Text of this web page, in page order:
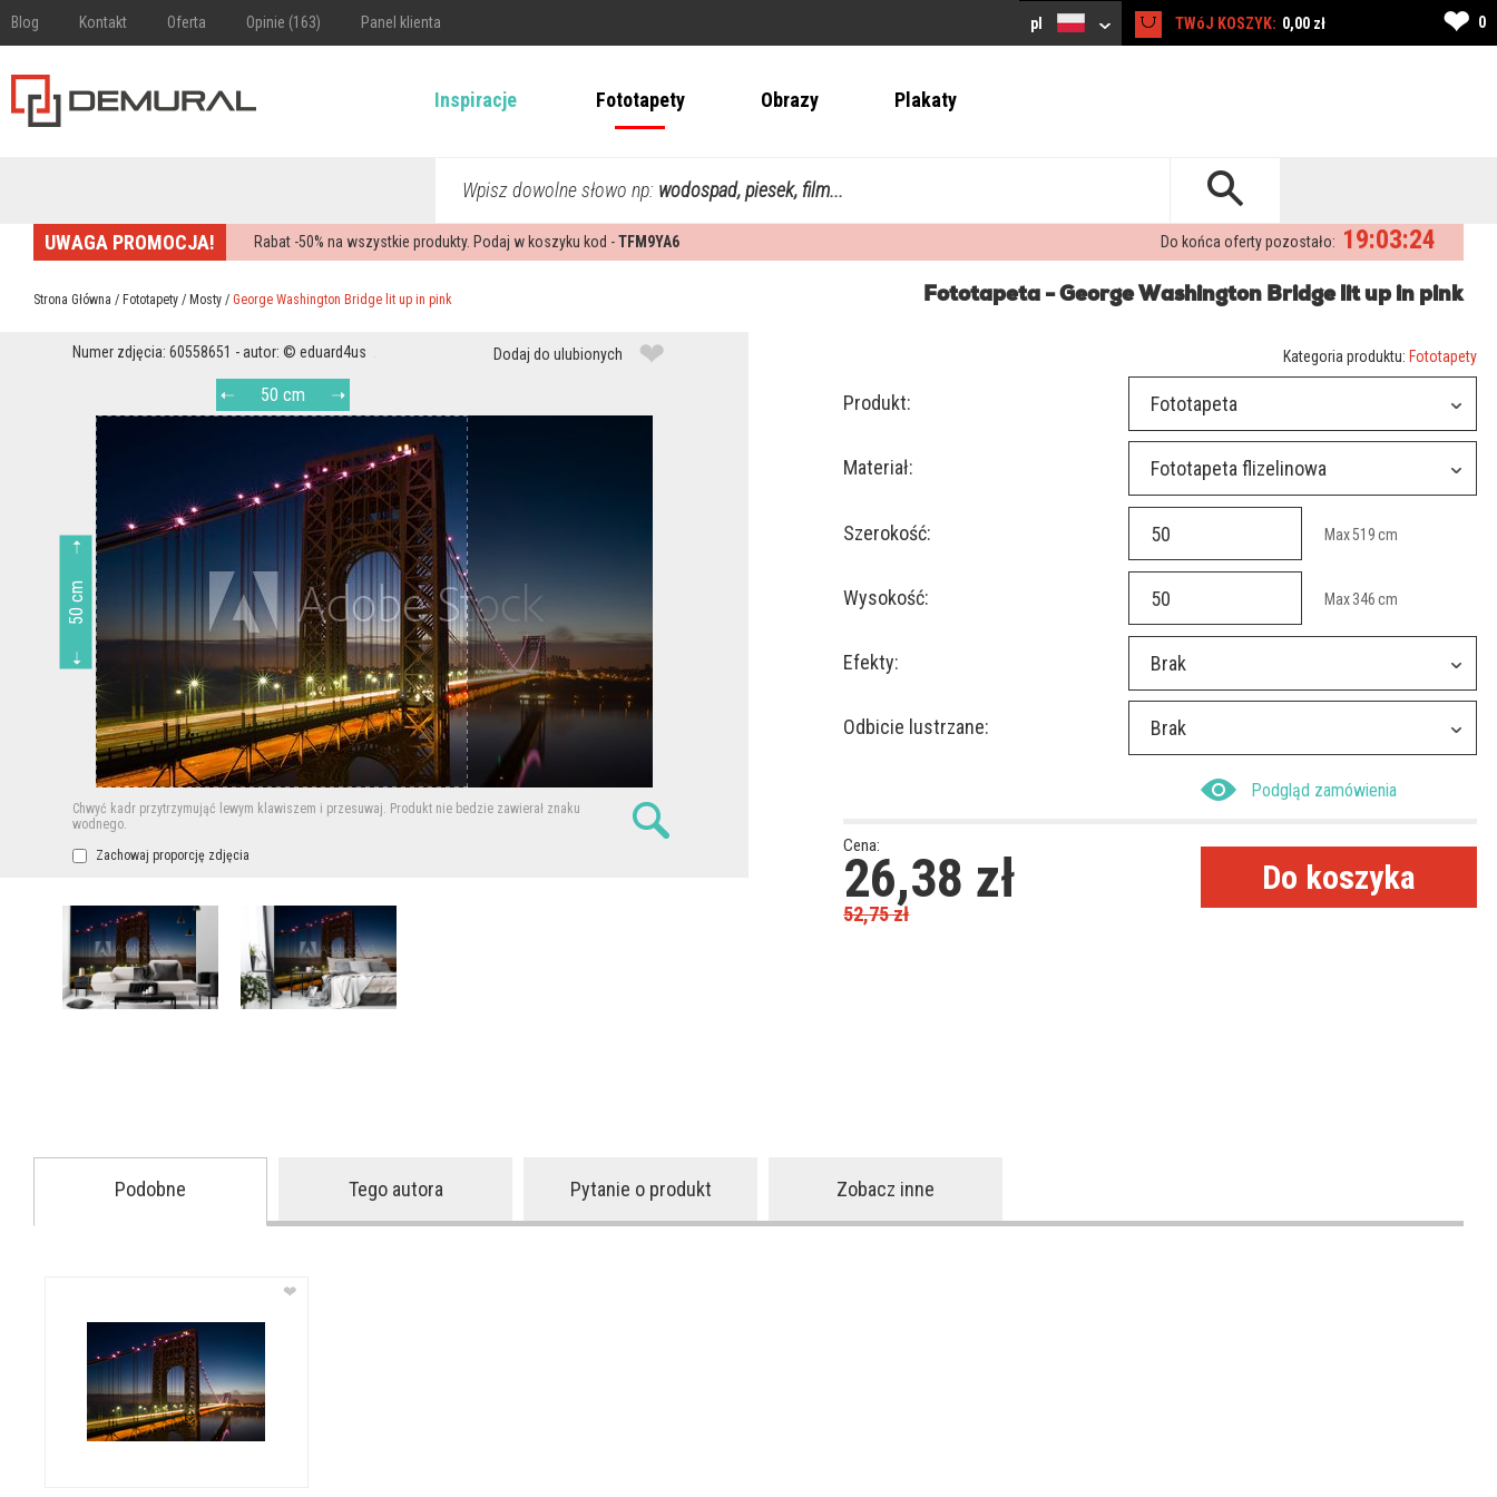
Blog Kontakt Oferta Opinie (163) Panel klienta pl TWóJ KOSZYK: 0,00 zł ❤ 0
Inspiracje Fototapety Obrazy Plakaty
Wpisz dowolne słowo np: wodospad, piesek, film...
UWAGA PROMOCJA! Rabat -50% na wszystkie produkty. Podaj w koszyku kod -TFM9YA6 19:03:23
Do końca oferty pozostało:
Strona Główna / Fototapety / Mosty / George Washington Bridge lit up in pink Fototapeta - George Washington Bridge lit up in pink
Numer zdjęcia: 60558651 - autor: © eduard4us Dodaj do ulubionych ❤
50 cm
50 cm
Chwyć kadr przytrzymująć lewym klawiszem i przesuwaj. Produkt nie bedzie zawierał znaku
wodnego.
Zachowaj proporcję zdjęcia
Kategoria produktu: Fototapety
Produkt: Fototapeta
Materiał: Fototapeta flizelinowa
Szerokość: Max519 cm
Wysokość: Max346 cm
Efekty: Brak
Odbicie lustrzane: Brak
Podgląd zamówienia
Cena:
26,38 zł
52,75zł
Podobne Tego autora Pytanie o produkt Zobacz inne
❤